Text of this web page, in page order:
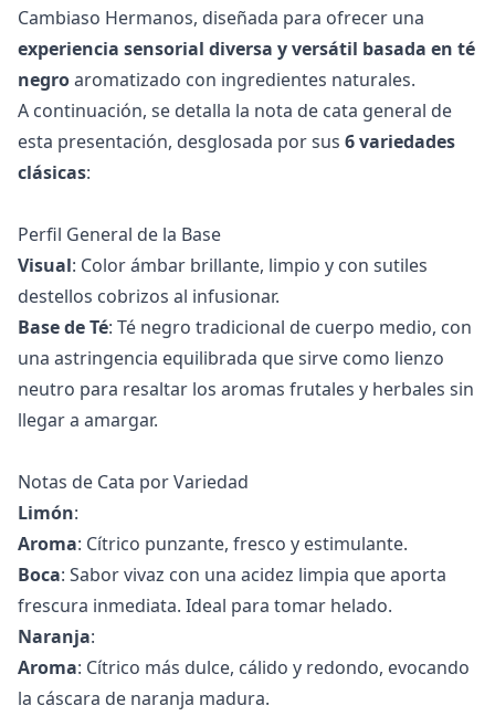
Cambiaso Hermanos, diseñada para ofrecer una
experiencia sensorial diversa y versátil basada en té
negroaromatizado con ingredientes naturales.
A continuación, se detalla la nota de cata general de
esta presentación, desglosada por sus 6 variedades
clásicas:
Perfil General de la Base
Visual: Color ámbar brillante, limpio y con sutiles
destellos cobrizos al infusionar.
Base de Té: Té negro tradicional de cuerpo medio, con
una astringencia equilibrada que sirve como lienzo
neutro para resaltar los aromas frutales y herbales sin
llegar a amargar.
Notas de Cata por Variedad
Limón:
Aroma: Cítrico punzante, fresco y estimulante.
Boca: Sabor vivaz con una acidez limpia que aporta
frescura inmediata. Ideal para tomar helado.
Naranja:
Aroma: Cítrico más dulce, cálido y redondo, evocando
la cáscara de naranja madura.